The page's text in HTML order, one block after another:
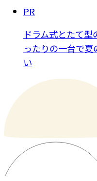
PR
ドラム式とたて
ったりの一台で
い